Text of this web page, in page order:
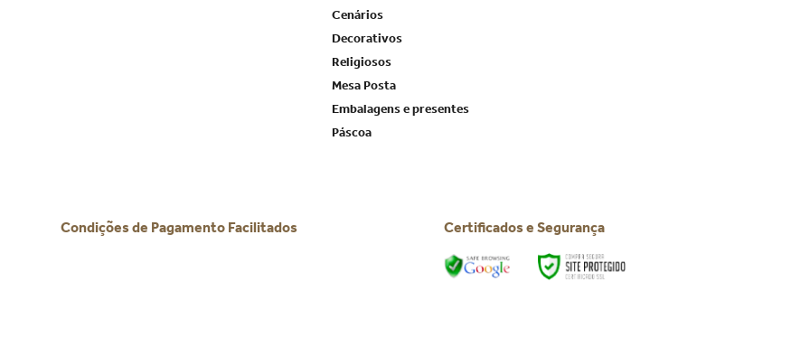
Cenários
Decorativos
Religiosos
Mesa Posta
Embalagens e presentes
Páscoa
Condições de Pagamento Facilitados Certificados e Segurança